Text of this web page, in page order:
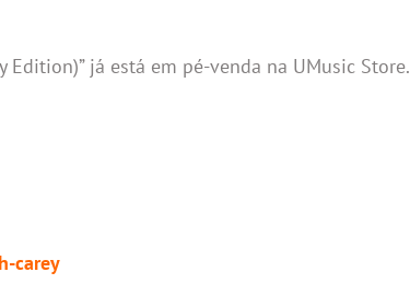
já está em pé-venda na UMusic Store.
carey